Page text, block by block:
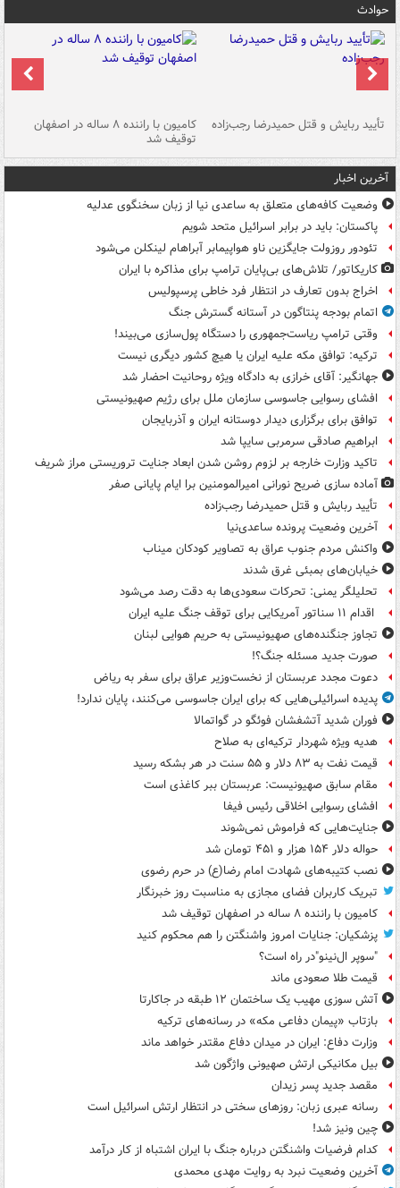
حوادث
تأیید ربایش و قتل حمیدرضا رجب‌زاده کامیون با راننده ۸ ساله در اصفهان
توقیف شد
آخرین اخبار
وضعیت کافه‌های متعلق به ساعدی نیا از زبان سخنگوی عدلیه
پاکستان: باید در برابر اسرائیل متحد شویم
تئودور روزولت جایگزین ناو هواپیمابر آبراهام لینکلن می‌شود
کاریکاتور/ تلاش‌های بی‌پایان ترامپ برای مذاکره با ایران
اخراج بدون تعارف در انتظار فرد خاطی پرسپولیس
اتمام بودجه پنتاگون در آستانه گسترش جنگ
وقتی ترامپ ریاست‌جمهوری را دستگاه پول‌سازی می‌بیند!
ترکیه: توافق مکه علیه ایران یا هیچ کشور دیگری نیست
جهانگیر: آقای خرازی به دادگاه ویژه روحانیت احضار شد
افشای رسوایی جاسوسی سازمان ملل برای رژیم صهیونیستی
توافق برای برگزاری دیدار دوستانه ایران و آذربایجان
ابراهیم صادقی سرمربی سایپا شد
تاکید وزارت خارجه بر لزوم روشن شدن ابعاد جنایت تروریستی مراز شریف
آماده سازی ضریح نورانی امیرالمومنین برا ایام پایانی صفر
تأیید ربایش و قتل حمیدرضا رجب‌زاده
آخرین وضعیت پرونده ساعدی‌نیا
واکنش مردم جنوب عراق به تصاویر کودکان میناب
خیابان‌های بمبئی غرق شدند
تحلیلگر یمنی: تحرکات سعودی‌ها به دقت رصد می‌شود
اقدام ۱۱ سناتور آمریکایی برای توقف جنگ علیه ایران
تجاوز جنگنده‌های صهیونیستی به حریم هوایی لبنان
صورت جدید مسئله جنگ؟!
دعوت مجدد عربستان از نخست‌وزیر عراق برای سفر به ریاض
پدیده اسرائیلی‌هایی که برای ایران جاسوسی می‌کنند، پایان ندارد!
فوران شدید آتشفشان فوئگو در گواتمالا
هدیه ویژه شهردار ترکیه‌ای به صلاح
قیمت نفت به ۸۳ دلار و ۵۵ سنت در هر بشکه رسید
مقام سابق صهیونیست: عربستان ببر کاغذی است
افشای رسوایی اخلاقی رئیس فیفا
جنایت‌هایی که فراموش نمی‌شوند
حواله دلار ۱۵۴ هزار و ۴۵۱ تومان شد
نصب کتیبه‌های شهادت امام رضا(ع) در حرم رضوی
تبریک کاربران فضای مجازی به مناسبت روز خبرنگار
کامیون با راننده ۸ ساله در اصفهان توقیف شد
پزشکیان: جنایات امروز واشنگتن را هم محکوم کنید
"سوپر ال‌نینو"در راه است؟
قیمت طلا صعودی ماند
آتش سوزی مهیب یک ساختمان ۱۲ طبقه در جاکارتا
بازتاب «پیمان دفاعی مکه» در رسانه‌های ترکیه
وزارت دفاع: ایران در میدان دفاع مقتدر خواهد ماند
بیل مکانیکی ارتش صهیونی واژگون شد
مقصد جدید پسر زیدان
رسانه عبری زبان: روزهای سختی در انتظار ارتش اسرائیل است
چین ونیز شد!
کدام فرضیات واشنگتن درباره جنگ با ایران اشتباه از کار درآمد
آخرین وضعیت نبرد به روایت مهدی محمدی